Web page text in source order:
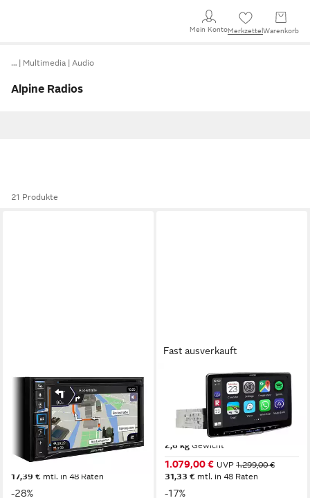
Mein KontoMerkzettel Warenkorb
… Multimedia Audio
Alpine Radios
21 Produkte
ALPINE
INE-W611D 2-DIN 6,5 Zoll
Navigationssystem Apple Car
Play Android Autoradio
3,82 kg Gewicht
599,00 €
17,39 € mtl. in 48 Raten
-28%
Fast ausverkauft
iLX-F115DU Fiat Ducato 250
290radio 11-Zoll-DAB+
Einbaugehäuse Autoradio
2,6 kg Gewicht
1.079,00 € UVP 1.299,00 €
31,33 € mtl. in 48 Raten
-17%